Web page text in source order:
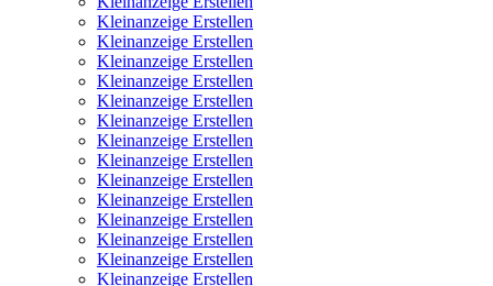
Kleinanzeige Erstellen
Kleinanzeige Erstellen
Kleinanzeige Erstellen
Kleinanzeige Erstellen
Kleinanzeige Erstellen
Kleinanzeige Erstellen
Kleinanzeige Erstellen
Kleinanzeige Erstellen
Kleinanzeige Erstellen
Kleinanzeige Erstellen
Kleinanzeige Erstellen
Kleinanzeige Erstellen
Kleinanzeige Erstellen
Kleinanzeige Erstellen